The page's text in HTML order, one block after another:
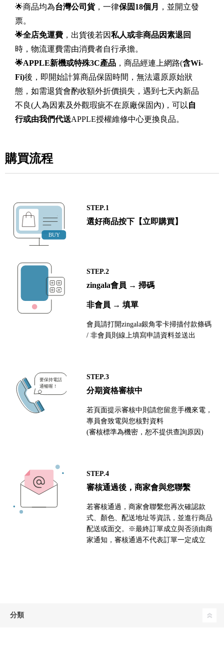
🌟商品均為台灣公司貨，一律保固18個月
，並開立發
票。
🌟全店免運費 ，出貨後若因私人或非商品因素退回
時，物流運費需由消費者自行承擔。
🌟APPLE新機或特殊3C產品 ，商品經連上網路(含Wi-
Fi)後，即開始計算商品保固時間，無法還原原始狀
態，如需退貨會酌收額外折價損失，遇到七天內新品
不良(人為因素及外觀瑕疵不在原廠保固內)，可以 自
行或由我們代送APPLE授權維修中心更換良品。
購買流程
STEP.1
選好商品按下【立即購買】
STEP.2
zingala會員 → 掃碼
非會員 → 填單
會員請打開zingala銀角零卡掃描付款條碼
/ 非會員則線上填寫申請資料並送出
STEP.3
分期資格審核中
若頁面提示審核中則請您留意手機來電，
專員會致電與您核對資料
(審核標準為機密，恕不提供查詢原因)
STEP.4
審核通過後，商家會與您聯繫
若審核通過，商家會聯繫您再次確認款
式、顏色、配送地址等資訊，並進行商品
配送或面交。※最終訂單成立與否須由商
家通知，審核通過不代表訂單一定成立
分類